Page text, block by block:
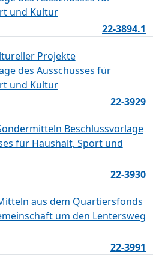
und Kultur
22-3894.1
Projekte
des Ausschusses für
und Kultur
22-3929
Beschlussvorlage
für Haushalt, Sport und
22-3930
aus dem Quartiersfonds
um den Lentersweg
22-3991